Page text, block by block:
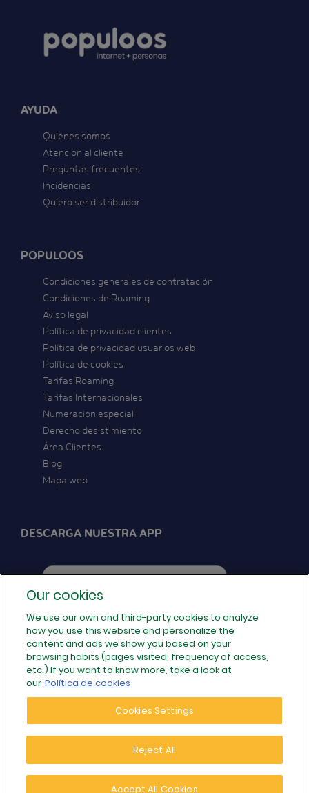
AYUDA
Quiénes somos
Atención al cliente
Preguntas frecuentes
Incidencias
Quiero ser distribuidor
POPULOOS
Condiciones generales de contratación
Condiciones de Roaming
Aviso legal
Política de privacidad clientes
Política de privacidad usuarios web
Política de cookies
Tarifas Roaming
Tarifas Internacionales
Numeración especial
Derecho desistimiento
Área Clientes
Blog
Mapa web
DESCARGA NUESTRA APP
SÍGUENOS EN REDES
© 2026 Populoos · Tu operador de internet local de
Our cookies
We use our own and third-party cookies to analyze
how you use this website and personalize the
content and ads we show you based on your
browsing habits (pages visited, frequency of access,
etc.) If you want to know more, take a look at
our Política de cookies
Cookies Settings
Reject All
Accept All Cookies